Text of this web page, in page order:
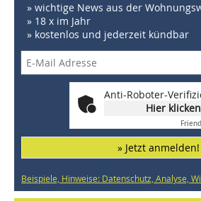
» wichtige News aus der
» 18 x im Jahr
» kostenlos und jederzeit kündbar
Anti-Roboter-
Hier klicken
» Jetzt anmelden!
Beispiele, Hinweise: Datenschutz, Analyse,